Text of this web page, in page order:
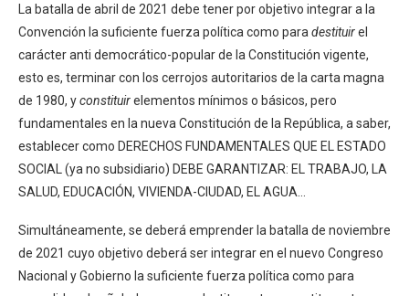
La batalla de abril de 2021 debe tener por objetivo integrar a la
Convención la suficiente fuerza política como para destituirel
carácter anti democrático-popular de la Constitución vigente,
esto es, terminar con los cerrojos autoritarios de la carta magna
de 1980, yconstituirelementos mínimos o básicos, pero
fundamentales en la nueva Constitución de la República, a saber,
establecer como DERECHOS FUNDAMENTALES QUE EL ESTADO
SOCIAL (ya no subsidiario) DEBE GARANTIZAR: EL TRABAJO, LA
SALUD, EDUCACIÓN, VIVIENDA-CIUDAD, EL AGUA…
Simultáneamente, se deberá emprender la batalla de noviembre
de 2021 cuyo objetivo deberá ser integrar en el nuevo Congreso
Nacional y Gobierno la suficiente fuerza política como para